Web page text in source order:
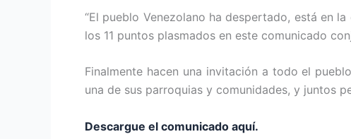
“El pueblo Venezolano ha despertado, está en
los 11 puntos plasmados en este comunicado
Finalmente hacen una invitación a todo el
una de sus parroquias y comunidades, y juntos
Descargue el comunicado aquí.